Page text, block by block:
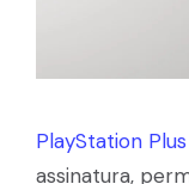
PlayStation Plus
assinatura,